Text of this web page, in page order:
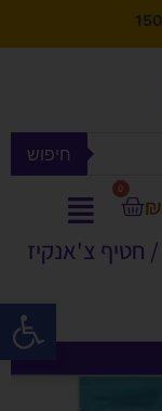
פתח
חיפוש
₪
0
/ חטיף צ'אנקיז